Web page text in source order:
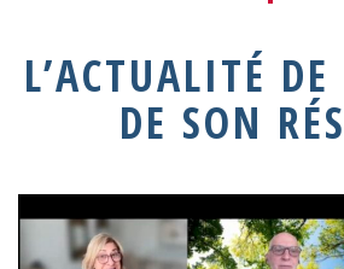
L’ACTUALITÉ
DE SON